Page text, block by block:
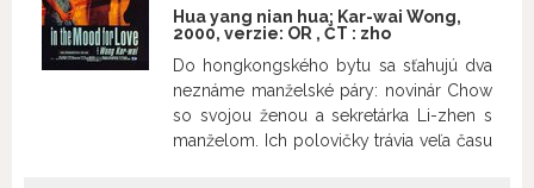
prameniacej z nemožnosti naplniť lásky,
Hua yang nian hua; Kar-wai Wong,
2000, verzie: OR , ČT : zho
Do hongkongského bytu sa sťahujú dva
neznáme manželské páry: novinár Chow
so svojou ženou a sekretárka Li-zhen s
manželom. Ich polovičky trávia veľa času